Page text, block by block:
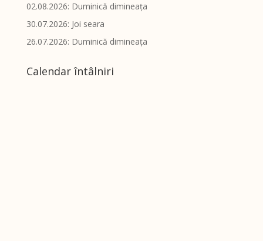
02.08.2026: Duminică dimineața
30.07.2026: Joi seara
26.07.2026: Duminică dimineața
Calendar întâlniri